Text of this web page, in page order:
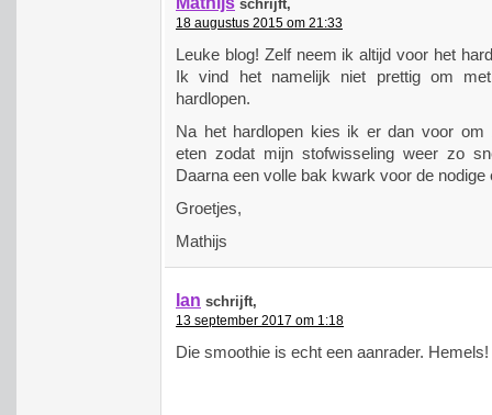
schrijft,
18 augustus 2015 om 21:33
Leuke blog! Zelf neem ik altijd voor het
Ik vind het namelijk niet prettig om
hardlopen.
Na het hardlopen kies ik er dan voor om
eten zodat mijn stofwisseling weer zo
Daarna een volle bak kwark voor de nodige
Groetjes,
Mathijs
Ian schrijft,
13 september 2017 om 1:18
Die smoothie is echt een aanrader. Hemels!